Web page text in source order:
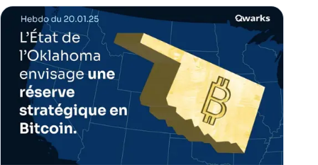
Le marché crypto réagit immédiatement :
seulement 48 heures après l’annonce, le m